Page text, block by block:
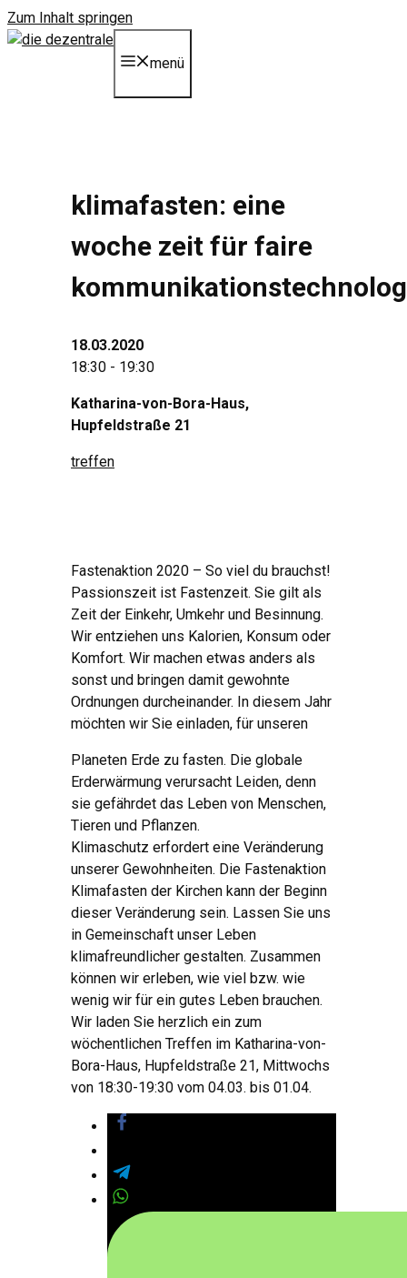
Zum Inhalt springen
menü
klimafasten: eine
woche zeit für faire
18.03.2020
18:30 - 19:30
Katharina-von-Bora-Haus,
Hupfeldstraße 21
treffen
Fastenaktion 2020 – So viel du brauchst!
Passionszeit ist Fastenzeit. Sie gilt als
Zeit der Einkehr, Umkehr und Besinnung.
Wir entziehen uns Kalorien, Konsum oder
Komfort. Wir machen etwas anders als
sonst und bringen damit gewohnte
Ordnungen durcheinander. In diesem Jahr
möchten wir Sie einladen, für unseren
Planeten Erde zu fasten. Die globale
Erderwärmung verursacht Leiden, denn
sie gefährdet das Leben von Menschen,
Tieren und Pflanzen.
Klimaschutz erfordert eine Veränderung
unserer Gewohnheiten. Die Fastenaktion
Klimafasten der Kirchen kann der Beginn
dieser Veränderung sein. Lassen Sie uns
in Gemeinschaft unser Leben
klimafreundlicher gestalten. Zusammen
können wir erleben, wie viel bzw. wie
wenig wir für ein gutes Leben brauchen.
Wir laden Sie herzlich ein zum
wöchentlichen Treffen im Katharina-von-
Bora-Haus, Hupfeldstraße 21, Mittwochs
von 18:30-19:30 vom 04.03. bis 01.04.